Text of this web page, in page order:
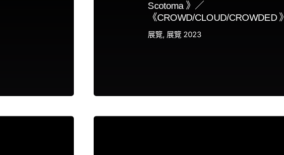
Scotoma 》／
《CROWD/CLOUD/CROWDED 》
展覽 展覽 2023